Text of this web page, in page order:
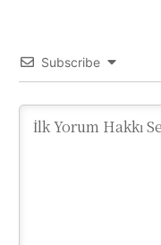
Subscribe